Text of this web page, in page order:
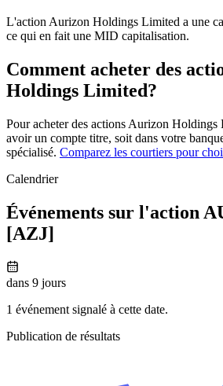
L'action Aurizon Holdings Limited a une
ce qui en fait une MID capitalisation.
Comment acheter des
Holdings Limited?
Pour acheter des actions Aurizon
avoir un compte titre, soit dans votre
spécialisé. Comparez les courtiers pour
Calendrier
Événements sur l'action
[AZJ]
dans 9 jours
1 événement signalé à cette date.
Publication de résultats